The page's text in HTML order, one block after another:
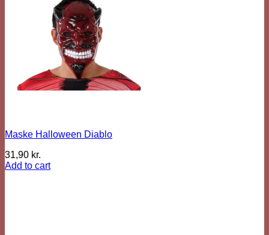
Maske Halloween Diablo
31,90 kr.
Add to cart